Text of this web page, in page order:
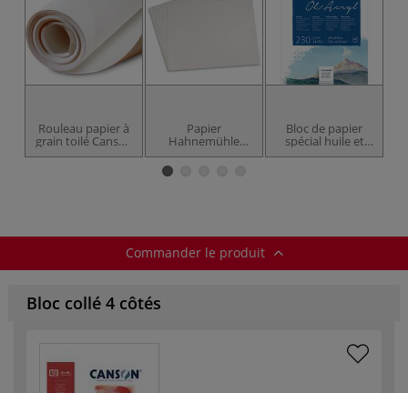
Rouleau papier à
grain toilé Canson
Figueras®
Papier
Hahnemühle
spécial huile
Bloc de papier
spécial huile et
acrylique
Commander le produit
Bloc collé 4 côtés